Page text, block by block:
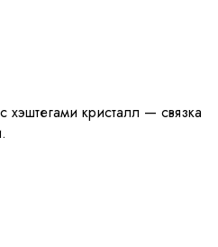
кристалл — связка